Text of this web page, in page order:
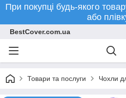
При покупці будь-якого
або
BestCover.com.ua
Товари та послуги Чохли